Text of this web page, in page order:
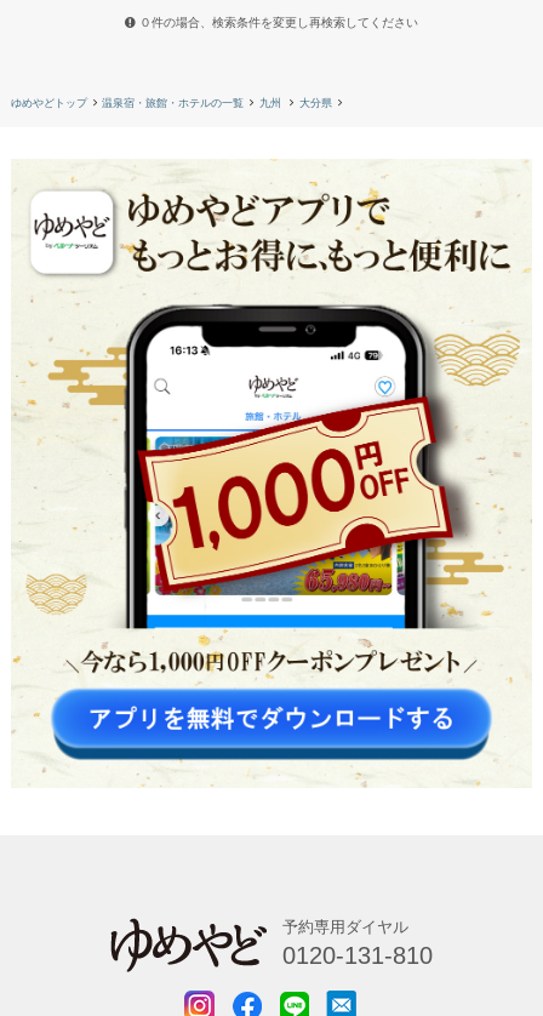
０件の場合、検索条件を変更し再検索してください
ゆめやどトップ 温泉宿・旅館・ホテルの一覧 九州 大分県
予約専用ダイヤル
0120-131-810